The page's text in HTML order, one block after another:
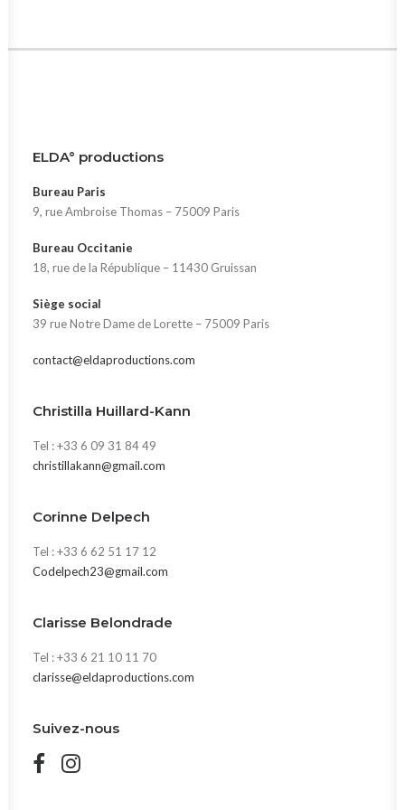
ELDA° productions
Bureau Paris
9, rue Ambroise Thomas – 75009 Paris
Bureau Occitanie
18, rue de la République – 11430 Gruissan
Siège social
39 rue Notre Dame de Lorette – 75009 Paris
contact@eldaproductions.com
Christilla Huillard-Kann
Tel : +33 6 09 31 84 49
christillakann@gmail.com
Corinne Delpech
Tel : +33 6 62 51 17 12
Codelpech23@gmail.com
Clarisse Belondrade
Tel : +33 6 21 10 11 70
clarisse@eldaproductions.com
Suivez-nous